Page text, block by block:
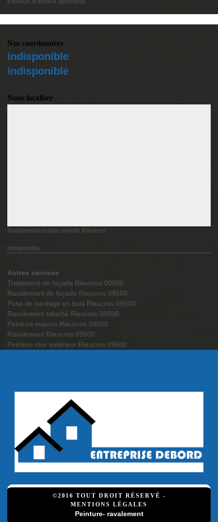
Nos coordonnées
indisponible
indisponible
Nous localiser
Ravalement enduis projetté Rieucros
indisponible
Autres services
Traitement de façade Rieucros 09500
Ravalement de façade Rieucros 09500
Pose de bardage en bois Rieucros 09500
Ravalement taloché Rieucros 09500
Peinture maison Rieucros 09500
Ravalement Rieucros 09500
Peinture mur extérieur Rieucros 09500
©2016 TOUT DROIT RÉSERVÉ -
MENTIONS LÉGALES
Peinture- ravalement